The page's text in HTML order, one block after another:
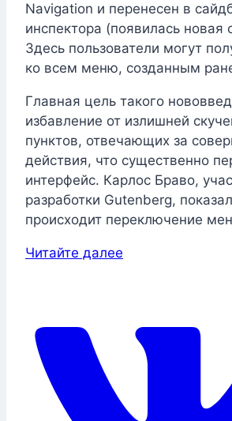
Navigation и перенесен в
инспектора (появилась новая
Здесь пользователи могут
ко всем меню, созданным
Главная цель такого
избавление от излишней
пунктов, отвечающих за
действия, что существенно
интерфейс. Карлос Браво,
разработки Gutenberg,
происходит переключение
Читайте далее